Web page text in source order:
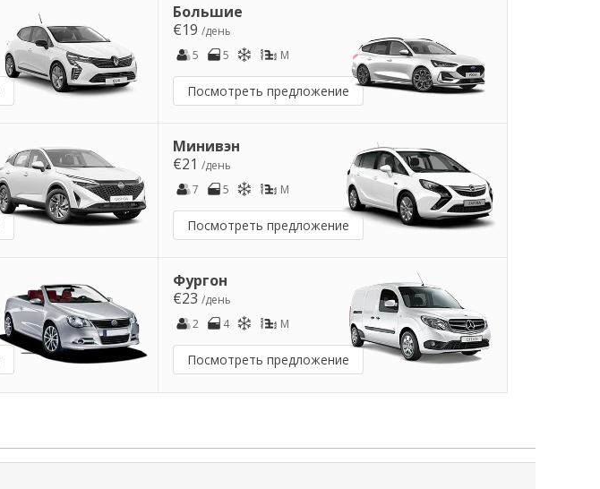
Большие
€19 /день
5
5 M
Посмотреть предложение
Минивэн
€21 /день
7
5 M
Посмотреть предложение
Фургон
€23 /день
2
4 M
Посмотреть предложение